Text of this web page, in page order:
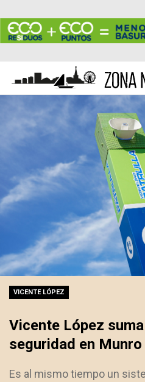
VICENTE LÓPEZ
Vicente López
seguridad en Munro
Es al mismo tiempo un